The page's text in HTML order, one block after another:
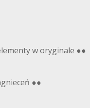
w oryginale ●●
●●